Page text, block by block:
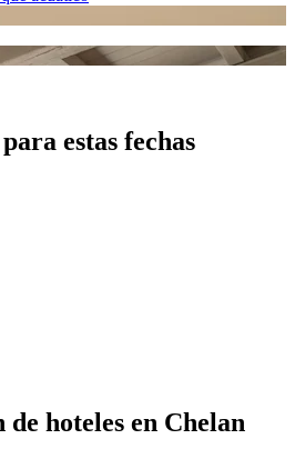
estas fechas
de hoteles en Chelan